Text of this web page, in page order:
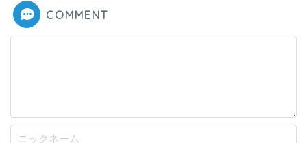
COMMENT